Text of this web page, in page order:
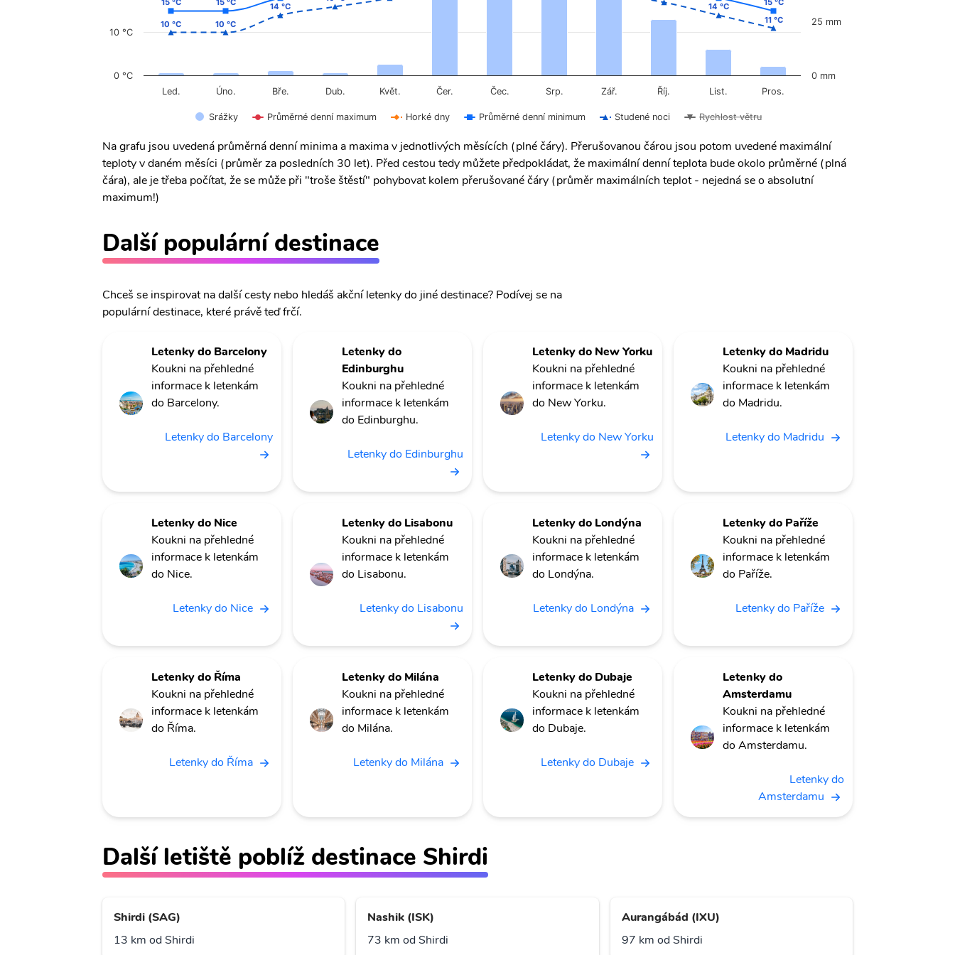
15 °C
15 °C 15 °C
15 °C
15 °C
15 °C
10 °C
10 °C 10 °C
10 °C
14 °C
14 °C
14 °C
14 °C
11 °C
11 °C
Srážky Průměrné denní maximum Horké dny Průměrné denní minimum Studené noci Rychlost větru
Led. Úno. Bře. Dub. Květ. Čer. Čec. Srp. Zář. Říj. List. Pros.
0 °C
10 °C
0 mm
25 mm
Na grafu jsou uvedená průměrná denní minima a maxima v jednotlivých měsících (plné čáry). Přerušovanou čárou jsou potom uvedené maximální
teploty v daném měsíci (průměr za posledních 30 let). Před cestou tedy můžete předpokládat, že maximální denní teplota bude okolo průměrné (plná
čára), ale je třeba počítat, že se může při "troše štěstí" pohybovat kolem přerušované čáry (průměr maximálních teplot - nejedná se o absolutní
maximum!)
Další populární destinace
Chceš se inspirovat na další cesty nebo hledáš akční letenky do jiné destinace? Podívej se na
populární destinace, které právě teď frčí.
Letenky do Barcelony
Koukni na přehledné
informace k letenkám
do Barcelony.
Letenky do Barcelony
Letenky do
Edinburghu
Koukni na přehledné
informace k letenkám
do Edinburghu.
Letenky do Edinburghu
Letenky do New Yorku
Koukni na přehledné
informace k letenkám
do New Yorku.
Letenky do New Yorku
Letenky do Madridu
Koukni na přehledné
informace k letenkám
do Madridu.
Letenky do Madridu
Letenky do Nice
Koukni na přehledné
informace k letenkám
do Nice.
Letenky do Nice
Letenky do Lisabonu
Koukni na přehledné
informace k letenkám
do Lisabonu.
Letenky do Lisabonu
Letenky do Londýna
Koukni na přehledné
informace k letenkám
do Londýna.
Letenky do Londýna
Letenky do Paříže
Koukni na přehledné
informace k letenkám
do Paříže.
Letenky do Paříže
Letenky do Říma
Koukni na přehledné
informace k letenkám
do Říma.
Letenky do Říma
Letenky do Milána
Koukni na přehledné
informace k letenkám
do Milána.
Letenky do Milána
Letenky do Dubaje
Koukni na přehledné
informace k letenkám
do Dubaje.
Letenky do Dubaje
Letenky do
Amsterdamu
Koukni na přehledné
informace k letenkám
do Amsterdamu.
Letenky do
Amsterdamu
Další letiště poblíž destinace Shirdi
Shirdi (SAG)
13 km od Shirdi
Nashik (ISK)
73 km od Shirdi
Aurangábád (IXU)
97 km od Shirdi